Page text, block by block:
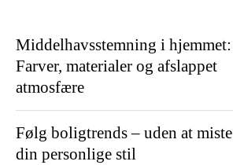
Middelhavsstemning i hjemmet:
Farver, materialer og afslappet
atmosfære
Følg boligtrends – uden at miste
din personlige stil